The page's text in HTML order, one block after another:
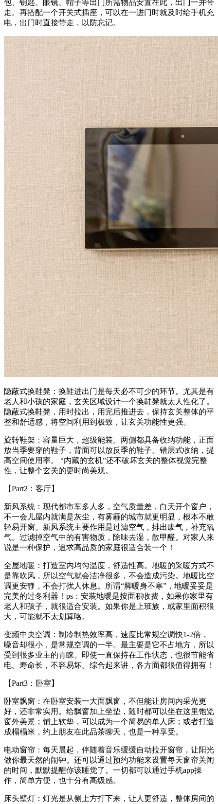
包、钥匙、眼镜、帽子等出门所需物品安置在此，出门一并带
走。再搭配一个开关式插座，可以在一进门时就及时给手机充
电，出门时直接带走，以防忘记。
隐蔽式换鞋凳：换鞋进出门是每天必不可少的环节。尤其是有
老人和小孩的家庭，玄关区域设计一个换鞋凳就太人性化了。
隐蔽式换鞋凳，用时拉出，用完后推进去，保持玄关整体的平
整和舒适感，将空间利用到极致，让玄关功能性更强。
旋转鞋架：容量巨大，超级能装。两侧都具备收纳功能，正面
放当季要穿的鞋子，背面可以放反季的鞋子。错层式收纳，提
高空间使用率。 “内藏的玄机”还不破坏玄关的整体视觉完整
性，让整个玄关的更时尚美观。
【Part2：客厅】
新风系统：现代都市车多人多，空气质量差，白天开个窗户，
不一会儿屋内就满是灰尘，有雾霾的城市就更明显，根本不敢
轻易开窗。新风系统主要作用是过滤空气，排出废气，补充氧
气。过滤掉空气中的有害物质，除味去湿，散甲醛。对家人来
说是一种保护，追求高品质的家庭很适合装一个！
全屋地暖：打造室内均匀温度，舒适性高。地暖的采暖方式不
是靠吹风，所以空气就会洁净很多，不会造成污染。地暖比空
调更安静，不会打扰人休息。所谓“脚暖身不寒”，地暖妥妥是
完美的过冬利器！ps：安装地暖是按面积收费，如果你家里有
老人和孩子，就很适合安装。如果你是上班族，或家里面积很
大，可能就不太划算咯。
变频中央空调：制冷制热效率高，速度比常规空调快1-2倍，
噪音却很小，是常规空调的一半。最主要是它不占地方，所以
受到很多业主的青睐。即使一直保持在工作状态，也很节能省
电。寿命长，不容易坏。综合起来讲，各方面都很值得拥有！
【Part3：卧室】
卧室飘窗：在卧室安装一大面飘窗，不但能让房间内采光更
好，还非常实用。给飘窗加上坐垫，随时都可以坐在这里饱览
窗外美景；铺上软垫，可以成为一个简易的单人床；或者打造
成榻榻米，约上朋友在此品茶聊天，也是一种享受。
电动窗帘：每天晨起，伴随着音乐缓缓自动拉开窗帘，让阳光
做你最天然的闹钟。还可以通过预约功能来设置每天窗帘关闭
的时间，默默提醒你该睡觉了。一切都可以通过手机app操
作，简单方便，也十分有高级感。
床头壁灯：灯光是从侧上方打下来，让人更舒适，整体房间的